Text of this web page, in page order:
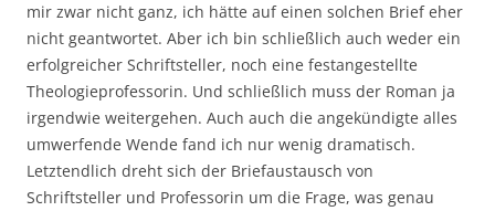
mir zwar nicht ganz, ich hätte auf einen solchen Brief eher
nicht geantwortet. Aber ich bin schließlich auch weder ein
erfolgreicher Schriftsteller, noch eine festangestellte
Theologieprofessorin. Und schließlich muss der Roman ja
irgendwie weitergehen. Auch auch die angekündigte alles
umwerfende Wende fand ich nur wenig dramatisch.
Letztendlich dreht sich der Briefaustausch von
Schriftsteller und Professorin um die Frage, was genau